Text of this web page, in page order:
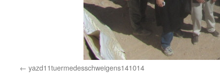
yazd11tuermedesschweigens141014